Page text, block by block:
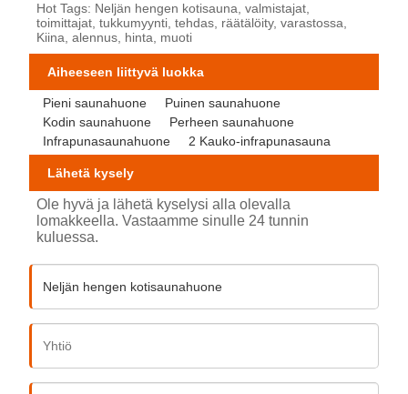
Hot Tags: Neljän hengen kotisauna, valmistajat,
toimittajat, tukkumyynti, tehdas, räätälöity, varastossa,
Kiina, alennus, hinta, muoti
Aiheeseen liittyvä luokka
Pieni saunahuone
Puinen saunahuone
Kodin saunahuone
Perheen saunahuone
Infrapunasaunahuone
2 Kauko-infrapunasauna
Lähetä kysely
Ole hyvä ja lähetä kyselysi alla olevalla
lomakkeella. Vastaamme sinulle 24 tunnin
kuluessa.